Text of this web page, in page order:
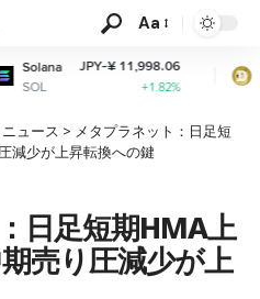
Aa
+1.82%
Dogecoin
DOGE
JPY-¥
-
ュース > メタプラネット：日足短
減少が上昇転換への鍵
日足短期HMA上
売り圧減少が上